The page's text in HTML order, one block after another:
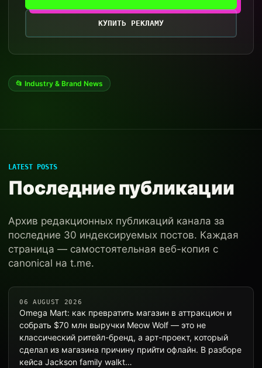
КУПИТЬ РЕКЛАМУ
📂 Industry & Brand News
LATEST POSTS
Последние публикации
Архив редакционных публикаций канала за
последние 30 индексируемых постов. Каждая
страница — самостоятельная веб-копия с
canonical на t.me.
06 AUGUST 2026
Omega Mart: как превратить магазин в аттракцион и
собрать $70 млн выручки Meow Wolf — это не
классический ритейл-бренд, а арт-проект, который
сделал из магазина причину прийти офлайн. В разборе
кейса Jackson family walkt…